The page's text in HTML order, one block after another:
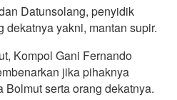
Datunsolang, penyidik
yakni, mantan supir.
Kompol Gani Fernando
jika pihaknya
serta orang dekatnya.